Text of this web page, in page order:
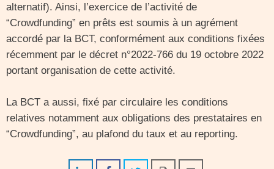
alternatif). Ainsi, l’exercice de l’activité de
“Crowdfunding” en prêts est soumis à un agrément
accordé par la BCT, conformément aux conditions fixées
récemment par le décret n°2022-766 du 19 octobre 2022
portant organisation de cette activité.
La BCT a aussi, fixé par circulaire les conditions
relatives notamment aux obligations des prestataires en
“Crowdfunding”, au plafond du taux et au reporting.